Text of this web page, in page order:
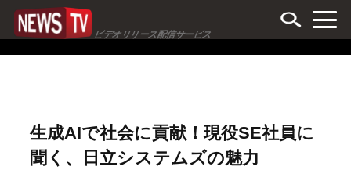
ビデオリリース配信サービス
生成AIで社会に貢献！現役SE社員に
聞く、日立システムズの魅力